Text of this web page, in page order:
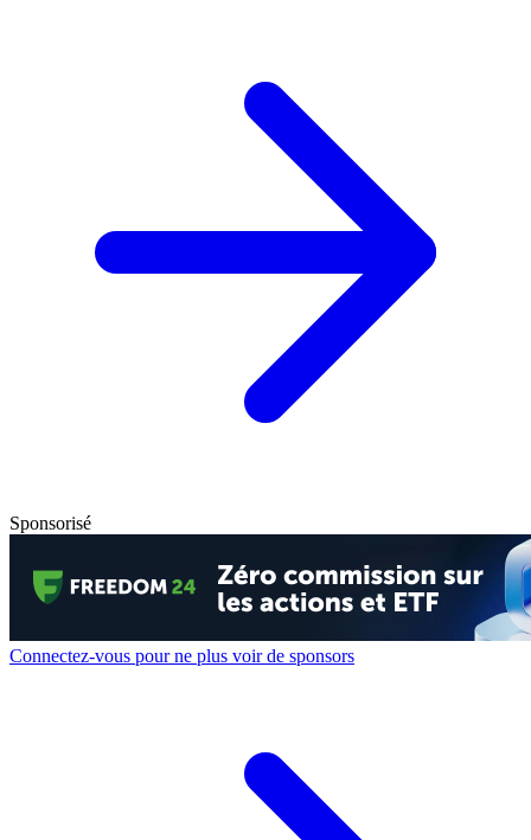
Sponsorisé
Connectez-vous pour ne plus voir de sponsors